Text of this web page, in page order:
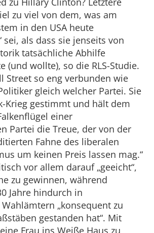
zu viel von dem, was am
in den USA heute
sei, als dass sie jenseits von
tatsächliche Abhilfe
(und wollte), so die RLS-Studie.
Street so eng verbunden wie
gleich welcher Partei. Sie
Krieg gestimmt und hält dem
einer
Partei die Treue, der von der
Fahne des liberalen
um keinen Preis lassen mag.“
vor allem darauf „geeicht“,
zu gewinnen, während
Jahre hindurch in
„konsequent zu
gestanden hat“. Mit
Frau ins Weiße Haus zu